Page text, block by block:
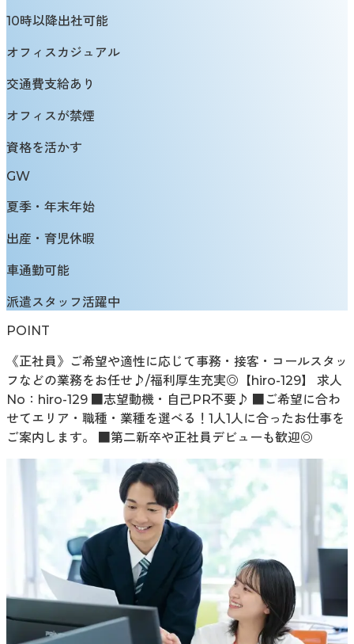
10時以降出社可能
オフィスカジュアル
交通費支給あり
オフィスが禁煙
資格を活かす
GW
夏季・年末年始
出産・育児休暇
車通勤可能
派遣スタッフ活躍中
POINT
《正社員》ご希望や適性に応じて事務・接客・コールスタッ
フなどの業務をお任せ♪/福利厚生充実◎【hiro-129】 求人
No：hiro-129 ■志望動機・自己PR不要♪ ■ご希望に合わ
せてエリア・職種・業種を選べる！1人1人に合ったお仕事を
ご案内します。 ■第二新卒や正社員デビューも歓迎◎